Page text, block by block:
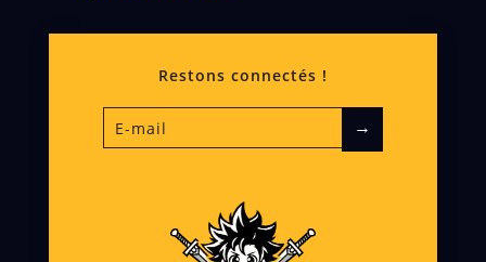
Restons connectés !
→